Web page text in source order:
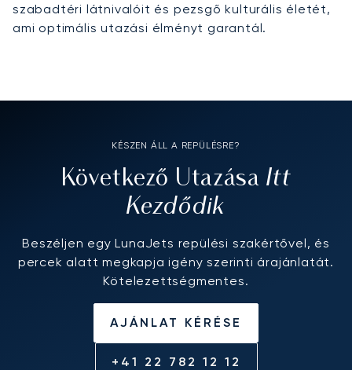
szabadtéri látnivalóit és pezsgő kulturális életét,
ami optimális utazási élményt garantál.
KÉSZEN ÁLL A REPÜLÉSRE?
Következő Utazása Itt
Kezdődik
Beszéljen egy LunaJets repülési szakértővel, és
percek alatt megkapja igény szerinti árajánlatát.
Kötelezettségmentes.
AJÁNLAT KÉRÉSE
+41 22 782 12 12